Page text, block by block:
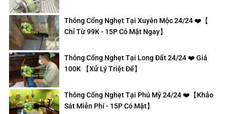
Thông Cống Nghẹt Tại Xuyên Mộc 24/24 ❤️【
Chỉ Từ 99K - 15P Có Mặt Ngay】
Thông Cống Nghẹt Tại Long Đất 24/24 ❤️ Giá
100K 【Xử Lý Triệt Để】
Thông Cống Nghẹt Tại Phú Mỹ 24/24 ❤️【Khảo
Sát Miễn Phí - 15P Có Mặt】